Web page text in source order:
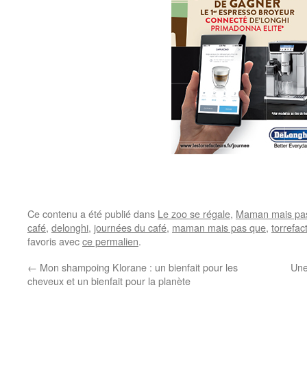
Ce contenu a été publié dans Le zoo se régale, Maman mais
café, delonghi, journées du café, maman mais pas que,
favoris avecce permalien.
← Mon shampoing Klorane : un bienfait pour les
cheveux et un bienfait pour la planète